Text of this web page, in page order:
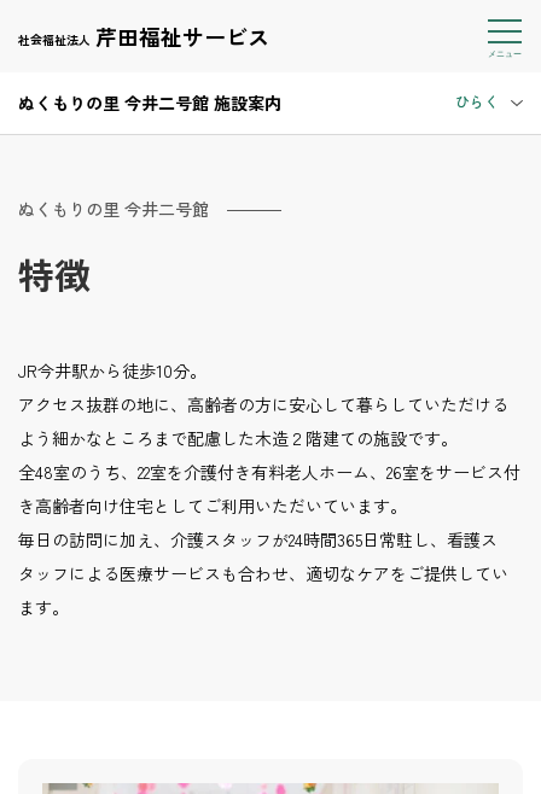
社会福祉法人 芹田福祉サービス
ぬくもりの里 今井二号館 施設案内 ひらく
ぬくもりの里 今井二号館
特徴
JR今井駅から徒歩10分。
アクセス抜群の地に、高齢者の方に安心して暮らしていただける
よう細かなところまで配慮した木造２階建ての施設です。
全48室のうち、22室を介護付き有料老人ホーム、26室をサービス付
き高齢者向け住宅としてご利用いただいています。
毎日の訪問に加え、介護スタッフが24時間365日常駐し、看護ス
タッフによる医療サービスも合わせ、適切なケアをご提供してい
ます。